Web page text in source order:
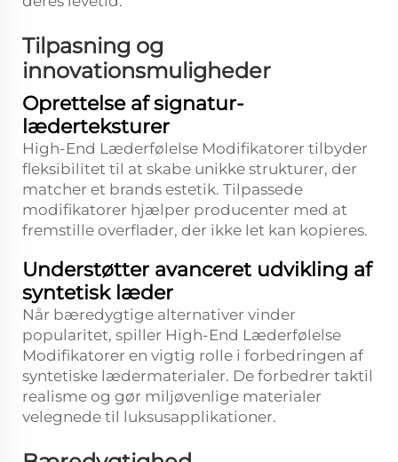
Tilpasning og
innovationsmuligheder
Oprettelse af signatur-
læderteksturer
High-End Læderfølelse Modifikatorer tilbyder
fleksibilitet til at skabe unikke strukturer, der
matcher et brands estetik. Tilpassede
modifikatorer hjælper producenter med at
fremstille overflader, der ikke let kan kopieres.
Understøtter avanceret udvikling af
syntetisk læder
Når bæredygtige alternativer vinder
popularitet, spiller High-End Læderfølelse
Modifikatorer en vigtig rolle i forbedringen af
syntetiske lædermaterialer. De forbedrer taktil
realisme og gør miljøvenlige materialer
velegnede til luksusapplikationer.